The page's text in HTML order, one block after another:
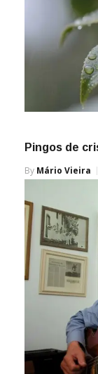
Pingos de
By Mário Vieira